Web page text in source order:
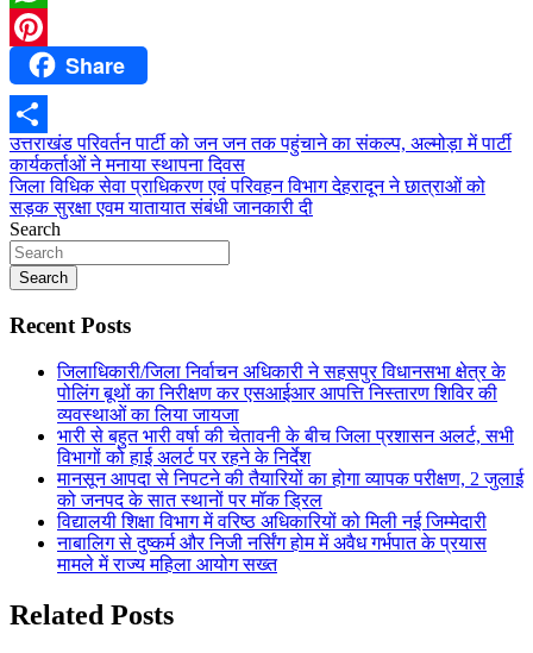
WhatsApp
PinterestShare
Share
Post
navigation
उत्तराखंड परिवर्तन पार्टी को जन जन तक पहुंचाने का संकल्प, अल्मोड़ा में पार्टी
कार्यकर्ताओं ने मनाया स्थापना दिवस
जिला विधिक सेवा प्राधिकरण एवं परिवहन विभाग देहरादून ने छात्राओं को
सड़क सुरक्षा एवम यातायात संबंधी जानकारी दी
Search
Search
Recent Posts
जिलाधिकारी/जिला निर्वाचन अधिकारी ने सहसपुर विधानसभा क्षेत्र के
पोलिंग बूथों का निरीक्षण कर एसआईआर आपत्ति निस्तारण शिविर की
व्यवस्थाओं का लिया जायजा
भारी से बहुत भारी वर्षा की चेतावनी के बीच जिला प्रशासन अलर्ट, सभी
विभागों को हाई अलर्ट पर रहने के निर्देश
मानसून आपदा से निपटने की तैयारियों का होगा व्यापक परीक्षण, 2 जुलाई
को जनपद के सात स्थानों पर मॉक ड्रिल
विद्यालयी शिक्षा विभाग में वरिष्ठ अधिकारियों को मिली नई जिम्मेदारी
नाबालिग से दुष्कर्म और निजी नर्सिंग होम में अवैध गर्भपात के प्रयास
मामले में राज्य महिला आयोग सख्त
Related Posts